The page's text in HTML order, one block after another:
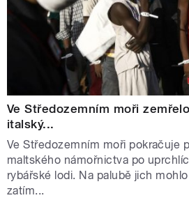
Ve Středozemním moři
italský...
Ve Středozemním moři pokračuje
maltského námořnictva po
rybářské lodi. Na palubě jich
zatím...